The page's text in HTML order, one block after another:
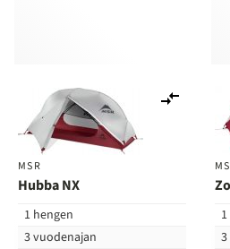
MSR
Hubba NX
1 hengen
3 vuodenajan